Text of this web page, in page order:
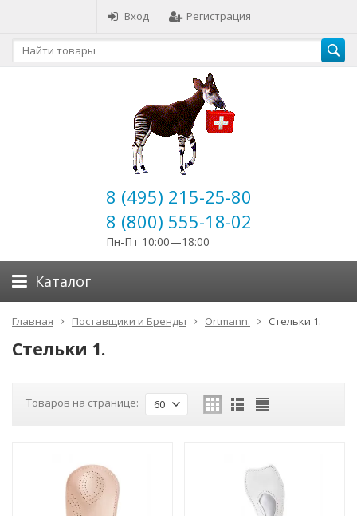
Вход Регистрация
8 (495) 215-25-80
8 (800) 555-18-02
Пн-Пт 10:00—18:00
Каталог
Главная Поставщики и Бренды Ortmann. Стельки 1.
Стельки 1.
Товаров на странице: 60